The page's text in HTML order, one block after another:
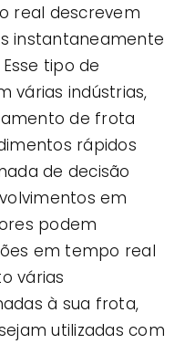
real descrevem
instantaneamente
tipo de
várias indústrias,
de frota
rápidos
de decisão
em
podem
em tempo real
várias
à sua frota,
utilizadas com